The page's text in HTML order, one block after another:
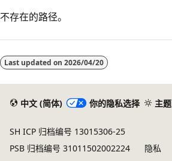
不存在的路径。
模
式
Last updated on 2026/04/20
中文 (简体) 你的隐私选择 主题
SH ICP 归档编号 13015306-25
PSB 归档编号 31011502002224
隐私